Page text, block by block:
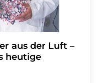
aus der Luft –
heutige